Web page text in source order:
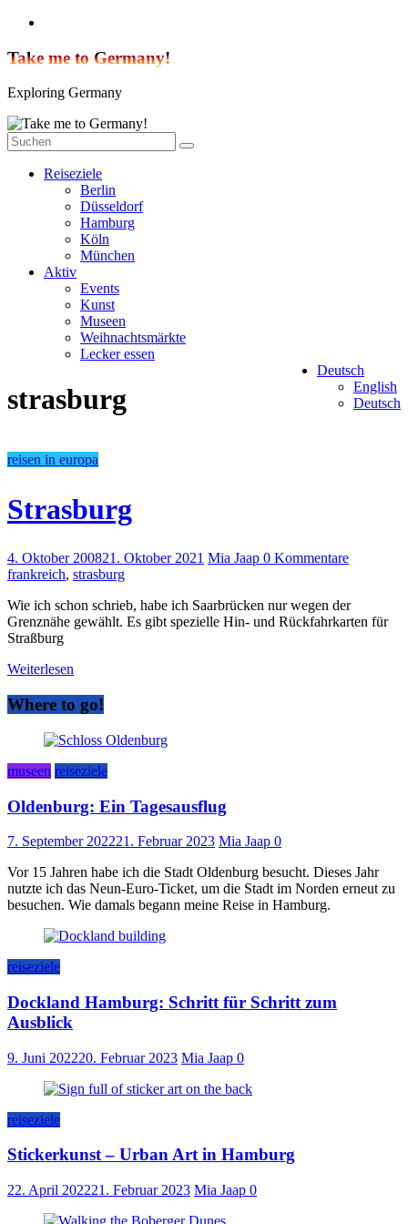
Zum
springen
Take me to Germany!
Exploring Germany
Reiseziele
Berlin
Düsseldorf
Hamburg
Köln
München
Aktiv
Events
Kunst
Museen
Weihnachtsmärkte
Lecker essen
Deutsch
English
Deutsch
strasburg
reisen in europa
Strasburg
4. Oktober 200821. Oktober 2021 Mia Jaap 0 Kommentare
frankreich, strasburg
Wie ich schon schrieb, habe ich Saarbrücken nur wegen der
Grenznähe gewählt. Es gibt spezielle Hin- und Rückfahrkarten für
Straßburg
Weiterlesen
Where to go!
museen reiseziele
Oldenburg: Ein Tagesausflug
7. September 202221. Februar 2023 Mia Jaap 0
Vor 15 Jahren habe ich die Stadt Oldenburg besucht. Dieses Jahr
nutzte ich das Neun-Euro-Ticket, um die Stadt im Norden erneut zu
besuchen. Wie damals begann meine Reise in Hamburg.
reiseziele
Dockland Hamburg: Schritt für Schritt zum
Ausblick
9. Juni 202220. Februar 2023 Mia Jaap 0
reiseziele
Stickerkunst – Urban Art in Hamburg
22. April 202221. Februar 2023 Mia Jaap 0